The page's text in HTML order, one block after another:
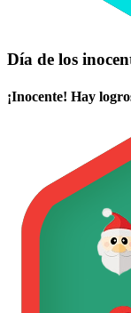
Día de los
¡Inocente! Hay